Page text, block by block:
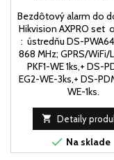
Bezdôtový alarm do
Hikvision AXPRO set
: ústredňu DS-
868 MHz; GPRS/WiFi/
PKF1-WE 1ks,+ DS-
EG2-WE-3ks,+ DS-
WE-1ks.
 Detaily
 Na sklade